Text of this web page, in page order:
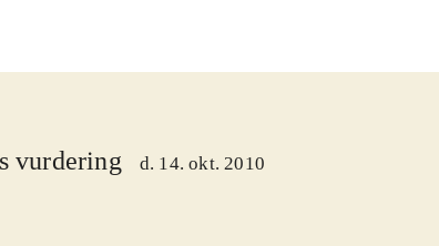
vurdering d. 14. okt. 2010